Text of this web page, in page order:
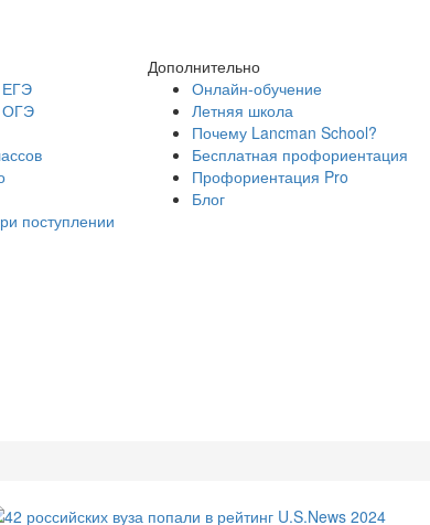
ЕГЭ
ОГЭ
поступлении
Дополнительно
Онлайн-обучение
Летняя школа
Почему Lancman School?
Бесплатная профориентация
Профориентация Pro
Блог